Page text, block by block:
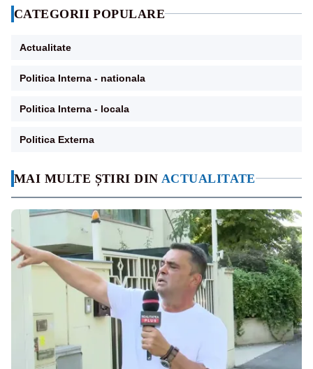
MAI MULTE ȘTIRI DIN ACTUALITATE
CATEGORII POPULARE
Actualitate
Politica Interna - nationala
Politica Interna - locala
Politica Externa